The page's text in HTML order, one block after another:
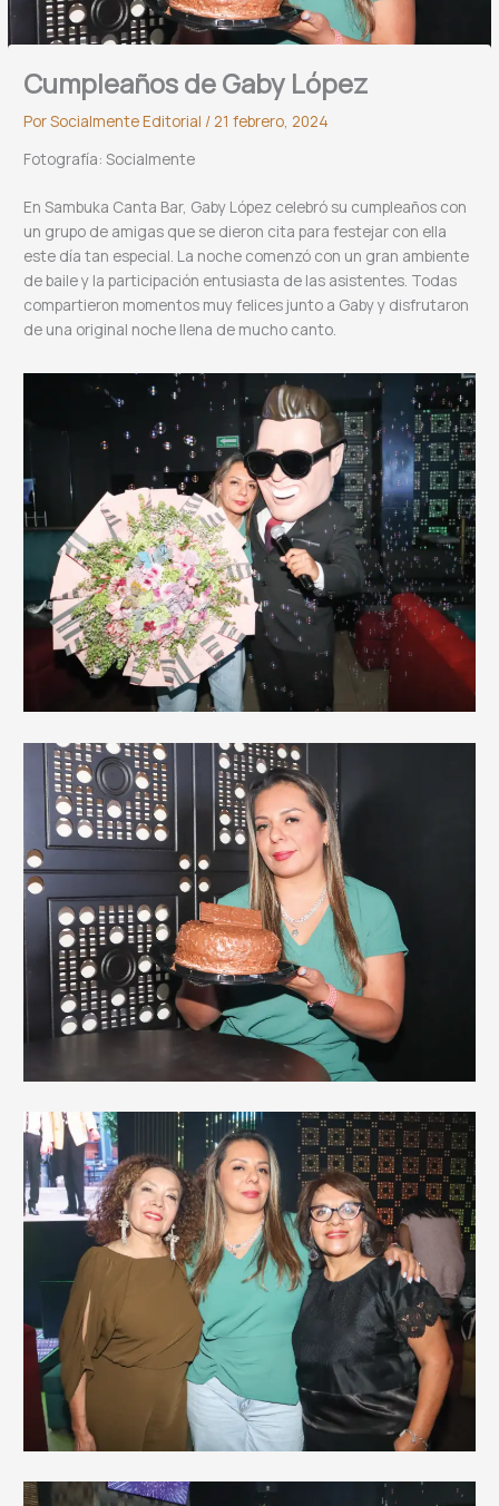
Cumpleañosde Gaby López
PorSocialmente Editorial /21 febrero, 2024
Fotografía: Socialmente
En Sambuka Canta Bar, Gaby López celebró su cumpleaños con
un grupo de amigas que se dieron cita para festejar con ella
este día tan especial. La noche comenzó con un gran ambiente
de baile y la participación entusiasta de las asistentes. Todas
compartieron momentos muy felices junto a Gaby y disfrutaron
de una original noche llena de mucho canto.